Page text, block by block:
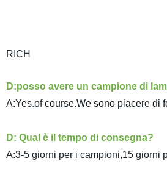
RICH
D:posso avere un campione di
A:Yes.of course.We sono piacere di
D: Qual è il tempo di consegna?
A:3-5 giorni per i campioni,15 giorni